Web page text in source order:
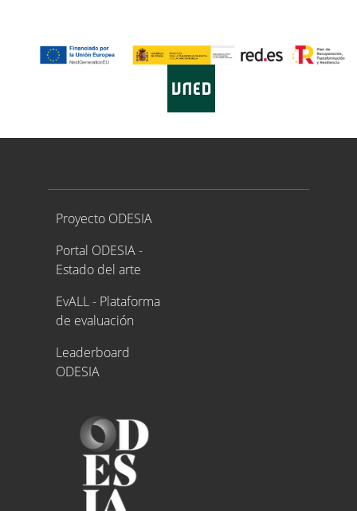
Proyecto ODESIA
Proyecto ODESIA
Portal ODESIA -
Estado del arte
EvALL - Plataforma
de evaluación
Leaderboard
ODESIA